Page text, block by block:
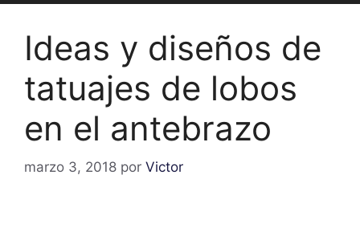
Ideas y diseños de
tatuajes de lobos
en el antebrazo
marzo 3, 2018 por Victor